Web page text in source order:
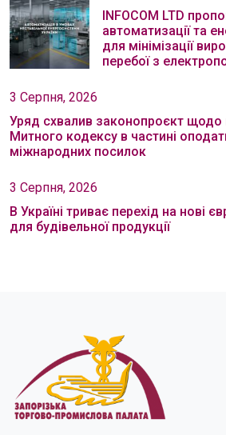
INFOCOM LTD
автоматизації та
для мінімізації
перебої з
3 Серпня, 2026
Уряд схвалив законопроєкт щодо
Митного кодексу в частині
міжнародних посилок
3 Серпня, 2026
В Україні триває перехід на нові
для будівельної продукції